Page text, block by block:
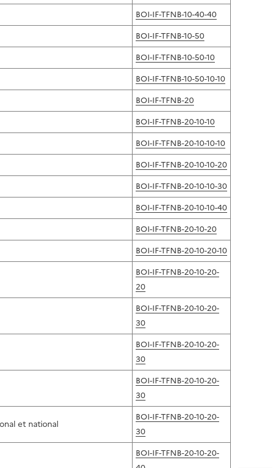
BOI-IF-TFNB-10-40-40
BOI-IF-TFNB-10-50
BOI-IF-TFNB-10-50-10
BOI-IF-TFNB-10-50-10-10
BOI-IF-TFNB-20
BOI-IF-TFNB-20-10-10
BOI-IF-TFNB-20-10-10-10
BOI-IF-TFNB-20-10-10-20
BOI-IF-TFNB-20-10-10-30
BOI-IF-TFNB-20-10-10-40
BOI-IF-TFNB-20-10-20
BOI-IF-TFNB-20-10-20-10
BOI-IF-TFNB-20-10-20-
20
BOI-IF-TFNB-20-10-20-
30
BOI-IF-TFNB-20-10-20-
30
BOI-IF-TFNB-20-10-20-
30
et national
BOI-IF-TFNB-20-10-20-
30
BOI-IF-TFNB-20-10-20-